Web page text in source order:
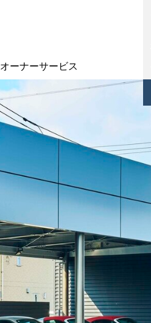
オーナーサービス